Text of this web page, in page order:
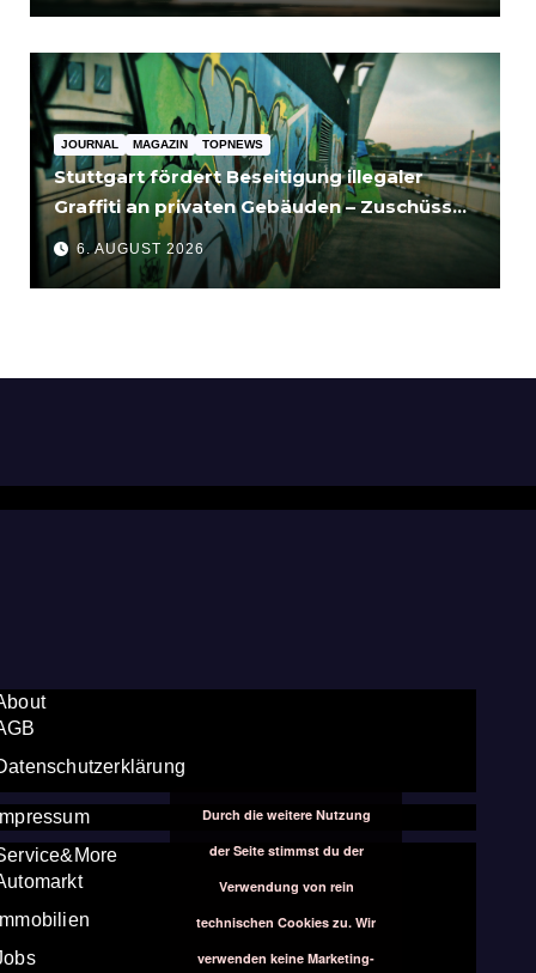
JOURNAL MAGAZIN TOPNEWS
Stuttgart fördert Beseitigung illegaler
Graffiti an privaten Gebäuden – Zuschüsse
bis 3.500 Euro
6. AUGUST 2026
Durch die weitere Nutzung
der Seite stimmst du der
Verwendung von rein
technischen Cookies zu. Wir
verwenden keine Marketing-